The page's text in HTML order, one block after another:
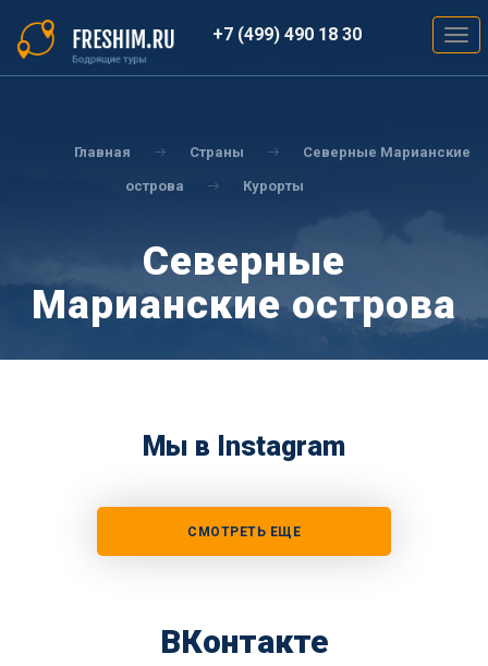
основному
содержанию
+7 (499) 490 18 30
Главная Страны Северные Марианские
острова Курорты
Северные
Марианские острова
Мы в Instagram
СМОТРЕТЬ ЕЩЕ
ВКонтакте